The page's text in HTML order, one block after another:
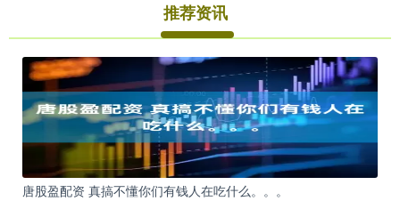
推荐资讯
唐股盈配资 真搞不懂你们有钱人在吃什么。。。